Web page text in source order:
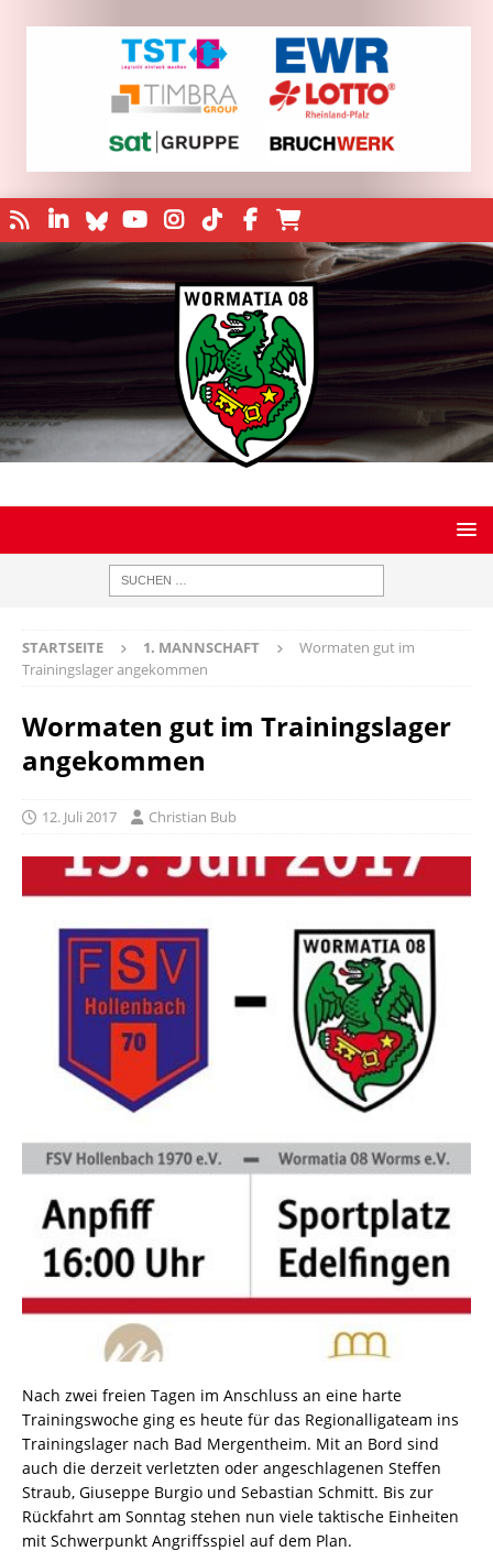
STARTSEITE 1. MANNSCHAFT
Wormaten gut im
Trainingslager angekommen
Wormaten gut im Trainingslager
angekommen
12. Juli 2017 Christian Bub
Nach zwei freien Tagen im Anschluss an eine harte
Trainingswoche ging es heute für das Regionalligateam ins
Trainingslager nach Bad Mergentheim. Mit an Bord sind
auch die derzeit verletzten oder angeschlagenen Steffen
Straub, Giuseppe Burgio und Sebastian Schmitt. Bis zur
Rückfahrt am Sonntag stehen nun viele taktische Einheiten
mit Schwerpunkt Angriffsspiel auf dem Plan.